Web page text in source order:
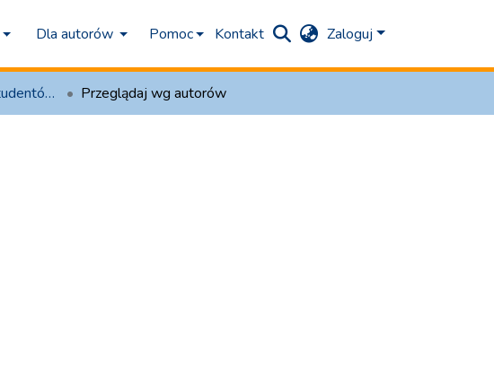
Dla autorów Pomoc Kontakt Zaloguj
MIXER Magazyn Studentów, 2016 Przeglądaj wg autorów